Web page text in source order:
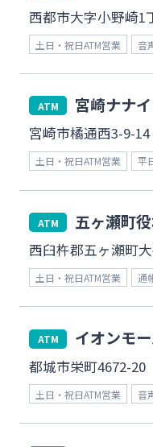
お問い合わせ先一
西都市大字小野崎1
土日・祝日ATM営業 音
ATM 宮崎ナナ
宮崎市橘通西3-9-14
土日・祝日ATM営業 平
ATM 五ヶ瀬町
西臼杵郡五ヶ瀬町
土日・祝日ATM営業 通
ATM イオンモ
都城市栄町4672-20
土日・祝日ATM営業 音